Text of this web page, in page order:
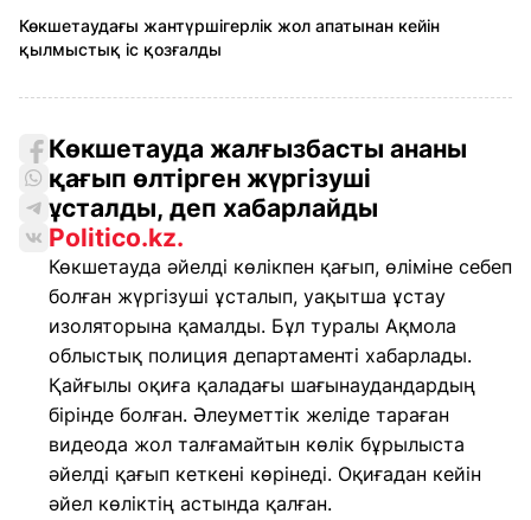
Көкшетаудағы жантүршігерлік жол апатынан кейін
қылмыстық іс қозғалды
Көкшетауда жалғызбасты ананы
қағып өлтірген жүргізуші
ұсталды, деп хабарлайды
Politico.kz.
Көкшетауда әйелді көлікпен қағып, өліміне себеп
болған жүргізуші ұсталып, уақытша ұстау
изоляторына қамалды. Бұл туралы Ақмола
облыстық полиция департаменті хабарлады.
Қайғылы оқиға қаладағы шағынаудандардың
бірінде болған. Әлеуметтік желіде тараған
видеода жол талғамайтын көлік бұрылыста
әйелді қағып кеткені көрінеді. Оқиғадан кейін
әйел көліктің астында қалған.